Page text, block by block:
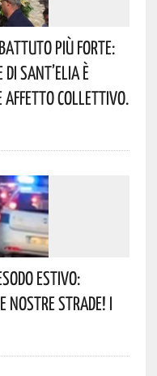
Più Forte:
Sant’Elia È
Affetto Collettivo.
Estivo:
Nostre Strade! I